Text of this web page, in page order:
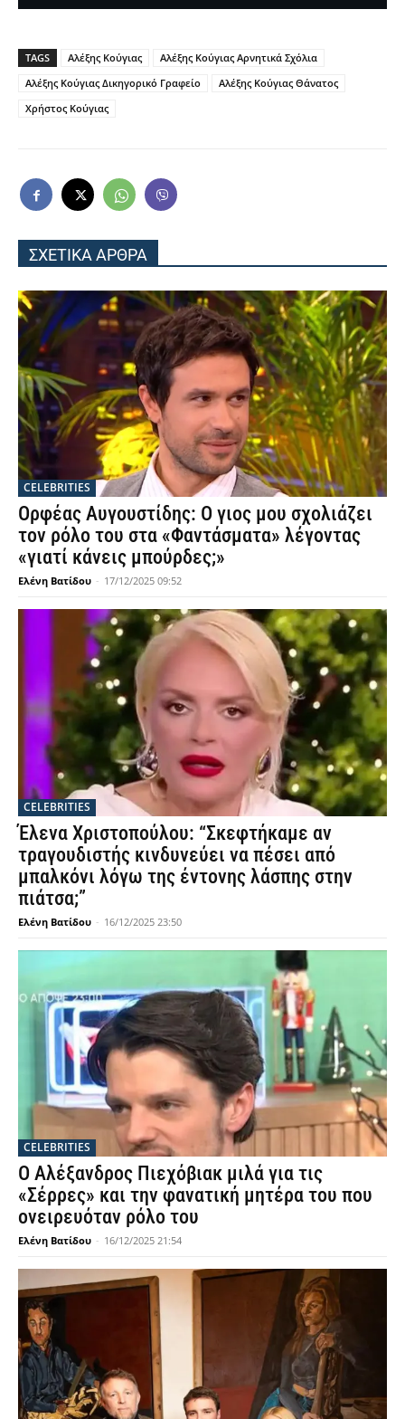
TAGS Αλέξης Κούγιας
Αλέξης Κούγιας Αρνητικά Σχόλια
Αλέξης Κούγιας Δικηγορικό Γραφείο
Αλέξης Κούγιας Θάνατος
Χρήστος Κούγιας
ΣΧΕΤΙΚΑ ΑΡΘΡΑ
CELEBRITIES
Ορφέας Αυγουστίδης: Ο γιος μου σχολιάζει
τον ρόλο του στα «Φαντάσματα» λέγοντας
«γιατί κάνεις μπούρδες;»
Ελένη Βατίδου - 17/12/2025 09:52
CELEBRITIES
Έλενα Χριστοπούλου: “Σκεφτήκαμε αν
τραγουδιστής κινδυνεύει να πέσει από
μπαλκόνι λόγω της έντονης λάσπης στην
πιάτσα;”
Ελένη Βατίδου - 16/12/2025 23:50
CELEBRITIES
Ο Αλέξανδρος Πιεχόβιακ μιλά για τις
«Σέρρες» και την φανατική μητέρα του που
ονειρευόταν ρόλο του
Ελένη Βατίδου - 16/12/2025 21:54